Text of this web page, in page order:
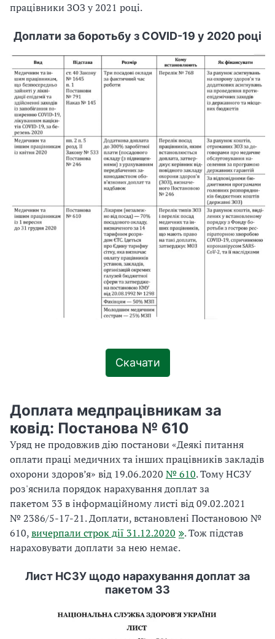
працівники ЗОЗ у 2021 році.
Доплати за боротьбу з COVID-19 у 2020 році
Скачати
Доплата медпрацівникам за
ковід: Постанова № 610
Уряд не продовжив дію постанови «Деякі питання
оплати праці медичних та інших працівників закладів
охорони здоров’я» від 19.06.2020 № 610.Тому НСЗУ
роз'яснила порядок нарахування доплат за
пакетом 33 вінформаційному листі від 09.02.2021
№ 2386/5-17-21.Доплати, встановлені Постановою №
610,вичерпали строк дії 31.12.2020 .Тож підстав
нараховувати доплати за нею немає.
Лист НСЗУ щодо нарахування доплат за
пакетом 33